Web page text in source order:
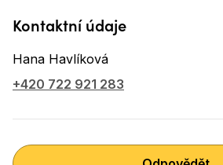
Kontaktní údaje
Hana Havlíková
+420 722 921 283